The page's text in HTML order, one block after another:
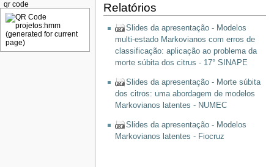
Relatórios
Slides da apresentação - Modelos
multi-estado Markovianos com erros de
classificação: aplicação ao problema da
morte súbita dos citrus - 17° SINAPE
Slides da apresentação - Morte súbita
dos citros: uma abordagem de modelos
Markovianos latentes - NUMEC
Slides da apresentação - Modelos
Markovianos latentes - Fiocruz
qr code